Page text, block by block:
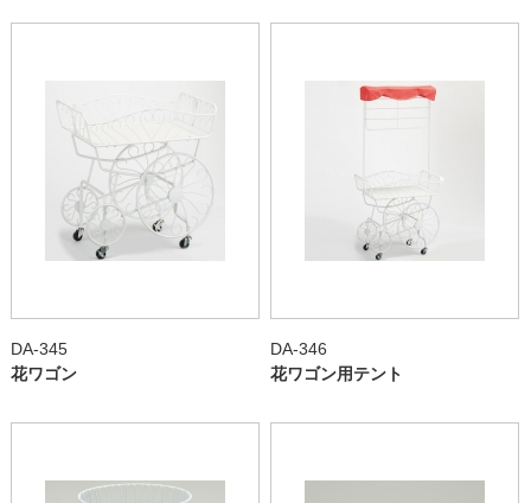
DA-345
花ワゴン
DA-346
花ワゴン用テント